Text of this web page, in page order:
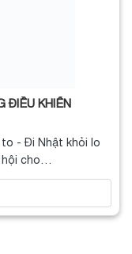
ĐIỀU KHIỂN
- Đi Nhật khỏi lo
hội cho…